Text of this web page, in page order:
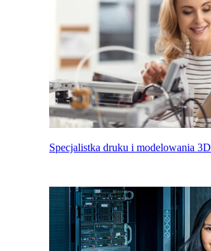
Specjalistka druku i modelowania 3D